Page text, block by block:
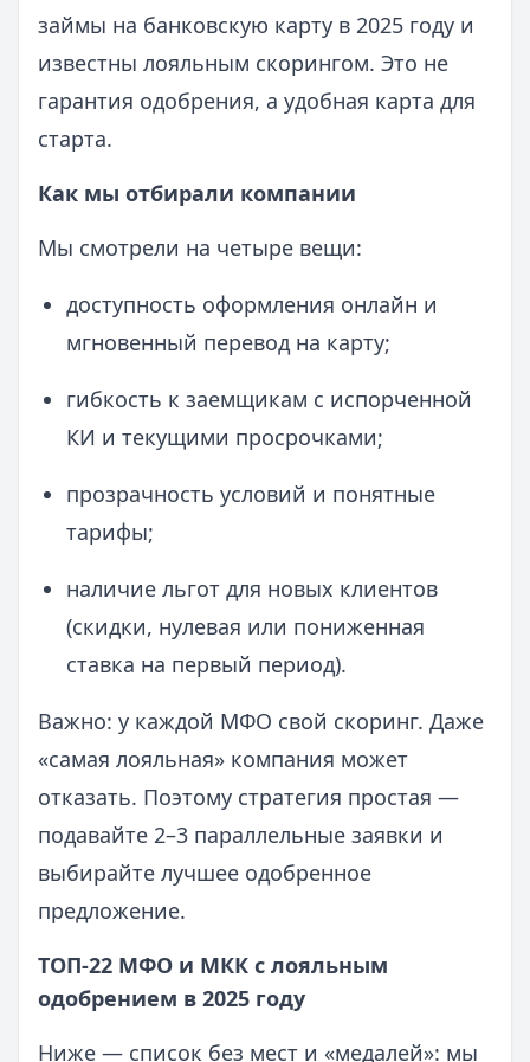
займы на банковскую карту в 2025 году и
известны лояльным скорингом. Это не
гарантия одобрения, а удобная карта для
старта.
Как мы отбирали компании
Мы смотрели на четыре вещи:
доступность оформления онлайн и
мгновенный перевод на карту;
гибкость к заемщикам с испорченной
КИ и текущими просрочками;
прозрачность условий и понятные
тарифы;
наличие льгот для новых клиентов
(скидки, нулевая или пониженная
ставка на первый период).
Важно: у каждой МФО свой скоринг. Даже
«самая лояльная» компания может
отказать. Поэтому стратегия простая —
подавайте 2–3 параллельные заявки и
выбирайте лучшее одобренное
предложение.
ТОП‑22 МФО и МКК с лояльным
одобрением в 2025 году
Ниже — список без мест и «медалей»: мы